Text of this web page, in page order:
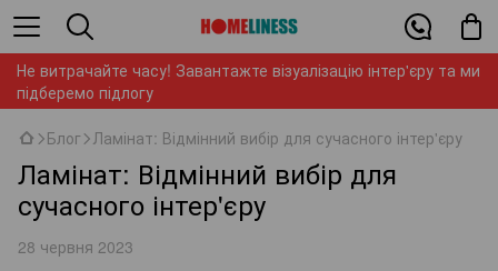
Не витрачайте часу! Завантажте візуалізацію інтер'єру та ми
підберемо підлогу
Блог Ламінат: Відмінний вибір для сучасного інтер'єру
Ламінат: Відмінний вибір для
сучасного інтер'єру
28 червня 2023